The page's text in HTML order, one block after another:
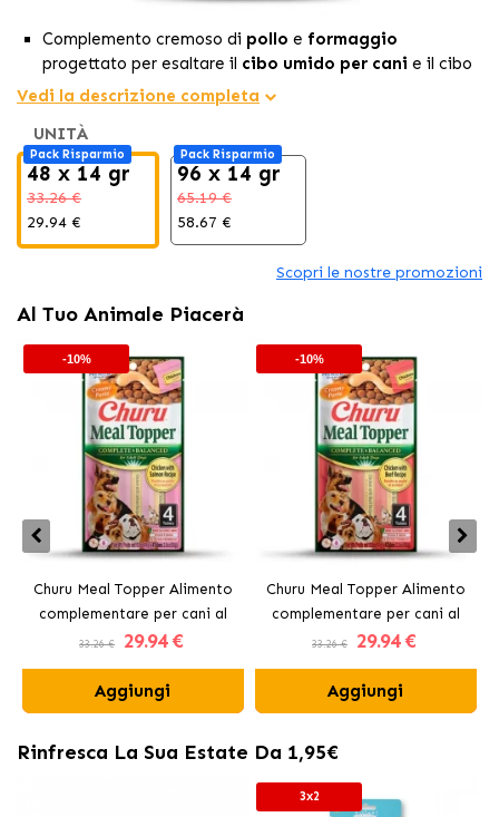
Complemento cremoso di pollo e formaggio
progettato per esaltare il cibo umido per cani e il cibo
secco.
Consistenza morbida in purea che apporta
extra e migliora la
Formula senza cereali né additivi artificiali, ideale come
cibo umido per canecomplemento nutrizionale.
Vedi la descrizione completa
UNITÀ
Pack Risparmio
48 x 14 gr
33.26 €
29.94 €
Pack Risparmio
96 x 14 gr
65.19 €
58.67 €
Scopri le nostre promozioni
Al Tuo Animale Piacerà
-10%
Churu Meal Topper Alimento
complementare per cani al
pollo e salmone
33.26 € 29.94 €
Aggiungi
-10%
Churu Meal Topper Alimento
complementare per cani al
manzo
33.26 € 29.94 €
Aggiungi
Rinfresca La Sua Estate Da 1,95€
3x2